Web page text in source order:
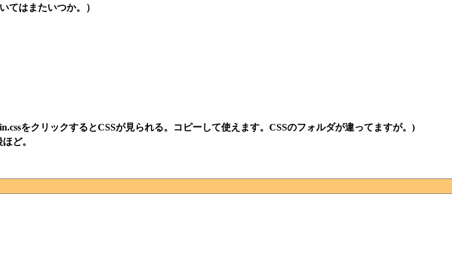
てはまたいつか。）
をクリックするとCSSが見られる。コピーして使えます。CSSのフォルダが違ってますが。)
ど。